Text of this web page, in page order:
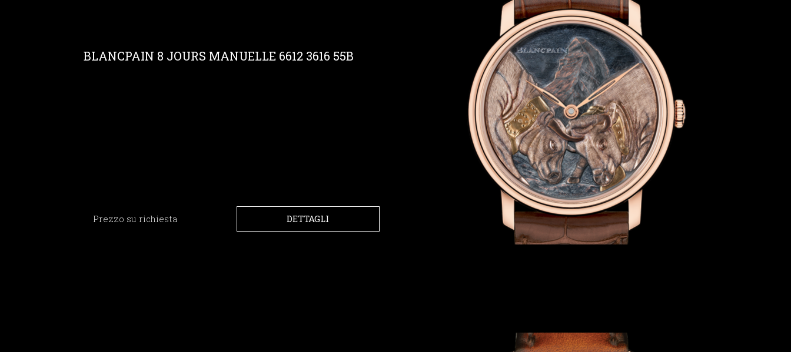
BLANCPAIN 8 JOURS MANUELLE 6612 3616 55B
Prezzo su richiesta DETTAGLI